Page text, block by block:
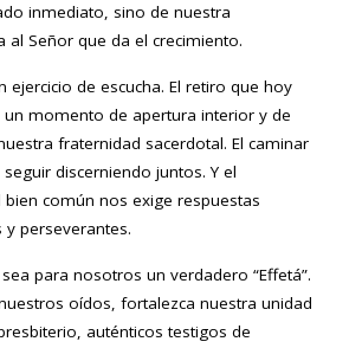
inmediato, sino de nuestra
al Señor que da el crecimiento.
ejercicio de escucha. El retiro que hoy
momento de apertura interior y de
fraternidad sacerdotal. El caminar
discerniendo juntos. Y el
común nos exige respuestas
y perseverantes.
para nosotros un verdadero “Effetá”.
oídos, fortalezca nuestra unidad
auténticos testigos de